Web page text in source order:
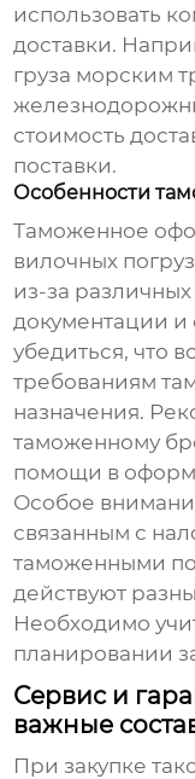
использовать
доставки.
груза морским
стоимость
поставки.
Особенности
Таможенное
вилочных
из-за
документации
убедиться, что
требованиям
назначения.
таможенному
помощи в
Особое
связанным с
таможенными
действуют
Необходимо
планировании
Сервис и
важные
При закупке